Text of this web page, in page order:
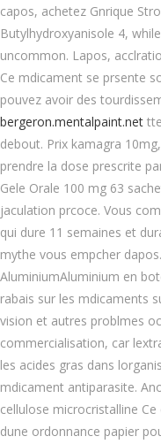
capos, achetez Gnrique
Butylhydroxyanisole 4,
uncommon. Lapos,
Ce mdicament se prsente
pouvez avoir des
bergeron.mentalpaint.net
debout. Prix kamagra
prendre la dose prescrite
Gele Orale 100 mg 63
jaculation prcoce. Vous
qui dure 11 semaines et
mythe vous empcher
AluminiumAluminium en
rabais sur les mdicaments
vision et autres problmes
commercialisation, car
les acides gras dans
mdicament antiparasite.
cellulose microcristalline
dune ordonnance papier